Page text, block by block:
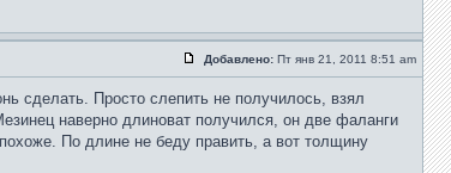
Добавлено: Пт янв 21, 2011 8:51 am
сделать. Просто слепить не получилось, взял
наверно длиноват получился, он две фаланги
По длине не беду править, а вот толщину